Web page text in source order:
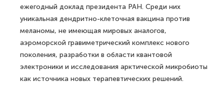
ежегодный доклад президента РАН. Среди них
уникальная дендритно-клеточная вакцина против
меланомы, не имеющая мировых аналогов,
аэроморской гравиметрический комплекс нового
поколения, разработки в области квантовой
электроники и исследования арктической микробиоты
как источника новых терапевтических решений.